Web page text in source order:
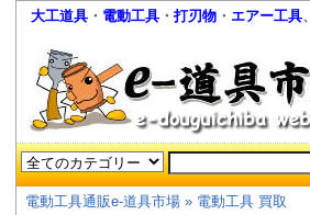
大工道具 ・ 電動工具 ・ 打刃物 ・ エアー工具、
電動工具通販e-道具市場 » 電動工具 買取